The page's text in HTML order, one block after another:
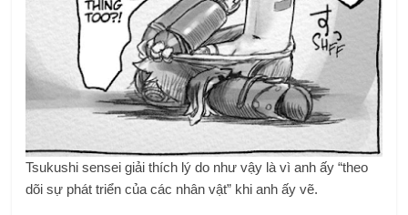
Tsukushi sensei giải thích lý do như vậy là vì anh ấy “theo
dõi sự phát triển của các nhân vật” khi anh ấy vẽ.